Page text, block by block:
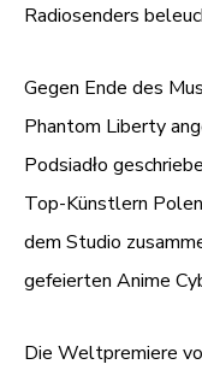
Radiosenders
Gegen Ende des
Phantom Liberty
Podsiadło
Top-Künstlern
dem Studio
gefeierten Anime
Die Weltpremiere